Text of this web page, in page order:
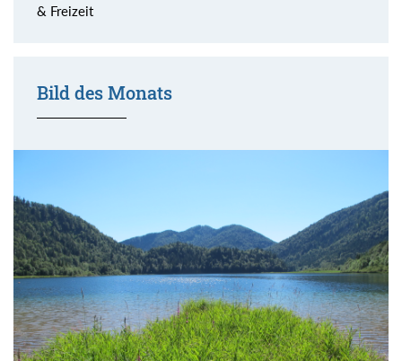
& Freizeit
Bild des Monats